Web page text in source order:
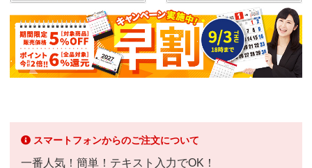
スマートフォンからのご注文について
一番人気！簡単！テキスト入力でOK！